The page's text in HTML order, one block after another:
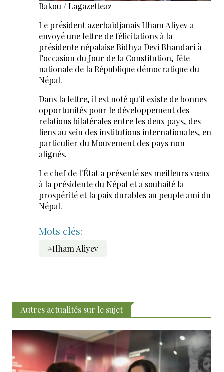
Bakou / Lagazetteaz
Le président azerbaïdjanais Ilham Aliyev a
envoyé une lettre de félicitations à la
présidente népalaise Bidhya Devi Bhandari à
l’occasion du Jour de la Constitution, fête
nationale de la République démocratique du
Népal.
Dans la lettre, il est noté qu'il existe de bonnes
opportunités pour le développement des
relations bilatérales entre les deux pays, des
liens au sein des institutions internationales, en
particulier du Mouvement des pays non-
alignés.
Le chef de l'État a présenté ses meilleurs vœux
à la présidente du Népal et a souhaité la
prospérité et la paix durables au peuple ami du
Népal.
Mots clés:
#Ilham Aliyev
Autres actualités sur le sujet